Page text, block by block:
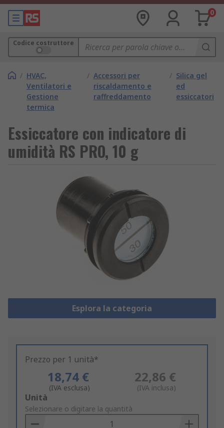
0
Codice costruttore
/ HVAC,
Ventilatori e
Gestione
termica
/ Accessori per
riscaldamento e
raffreddamento
/ Silica gel
ed
essiccatori
Essiccatore con indicatore di
umidità RS PRO, 10 g
Esplora la categoria
Prezzo per 1 unità*
18,74 €
(IVA esclusa)
22,86 €
(IVA inclusa)
Add
to
Basket
Unità
Selezionare o digitare la quantità